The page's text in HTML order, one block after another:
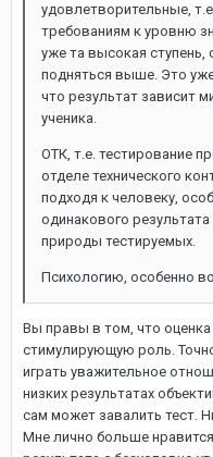
удовлетворительные,
требованиям к уровню
уже та высокая ступень,
подняться выше. Это
что результат зависит
ученика.
ОТК, т.е. тестирование
отделе технического
подходя к человеку,
одинакового
природы тестируемых.
Психологию, особенно
Вы правы в том, что оценка
стимулирующую роль.
играть уважительное
низких результатах
сам может завалить тест.
Мне лично больше